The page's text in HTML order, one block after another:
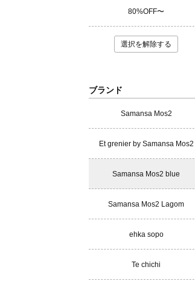
80%OFF〜
選択を解除する
ブランド
Samansa Mos2
Et grenier by Samansa Mos2
Samansa Mos2 blue
Samansa Mos2 Lagom
ehka sopo
Te chichi